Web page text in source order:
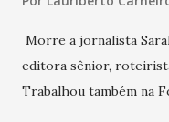
Morre a jornalista
editora sênior,
Trabalhou também na